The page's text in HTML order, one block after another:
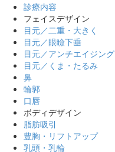
診療内容
フェイスデザイン
目元／二重・大きく
目元／眼瞼下垂
目元／アンチエイジング
目元／くま・たるみ
鼻
輪郭
口唇
ボディデザイン
脂肪吸引
豊胸・リフトアップ
乳頭・乳輪